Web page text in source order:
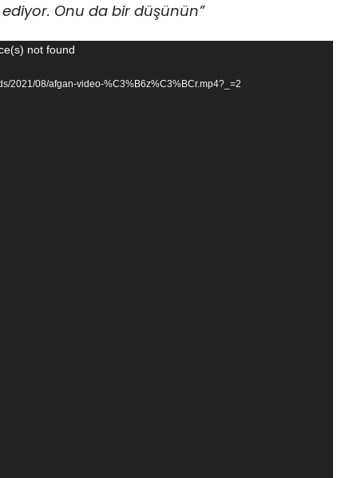
Onu da bir düşünün”
not found
2021/08/afgan-video-%C3%B6z%C3%BCr.mp4?_=2